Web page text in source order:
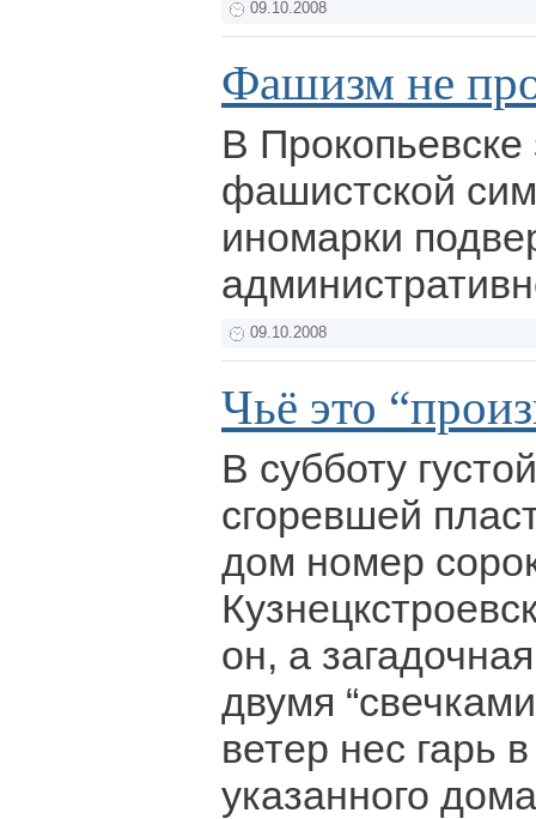
09.10.2008
Фашизм не
В
фашистской
иномарки
09.10.2008
Чьё это
В субботу
сгоревшей
дом номер
он, а
двумя
ветер нес гарь
указанного